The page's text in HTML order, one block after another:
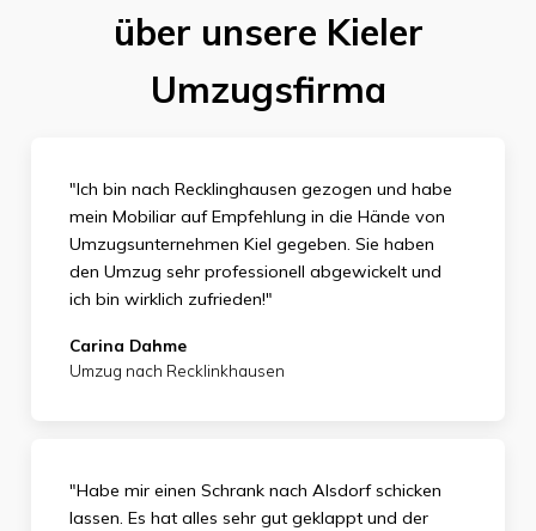
über unsere Kieler
Umzugsfirma
"Ich bin nach Recklinghausen gezogen und habe
mein Mobiliar auf Empfehlung in die Hände von
Umzugsunternehmen Kiel gegeben. Sie haben
den Umzug sehr professionell abgewickelt und
ich bin wirklich zufrieden!"
Carina Dahme
Umzug nach Recklinkhausen
"Habe mir einen Schrank nach Alsdorf schicken
lassen. Es hat alles sehr gut geklappt und der